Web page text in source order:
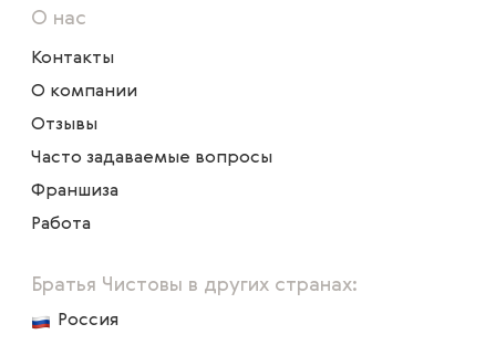
О нас
Контакты
О компании
Отзывы
Часто задаваемые вопросы
Франшиза
Работа
Братья Чистовы в других странах:
Россия